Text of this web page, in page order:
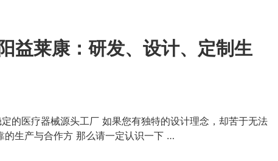
益莱康：研发、设计、定制生
的医疗器械源头工厂 如果您有独特的设计理念，却苦于无法
的生产与合作方 那么请一定认识一下 …